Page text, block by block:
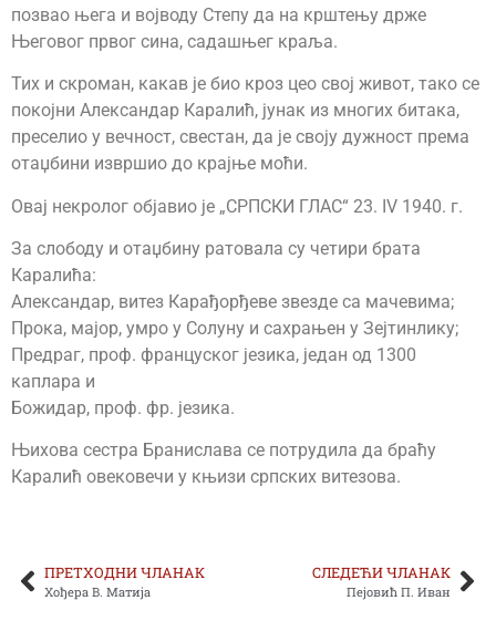
позвао њега и војводу Степу да на крштењу држе
Његовог првог сина, садашњег краља.
Тих и скроман, какав је био кроз цео свој живот, тако се
покојни Александар Каралић, јунак из многих битака,
преселио у вечност, свестан, да је своју дужност према
отаџбини извршио до крајње моћи.
Овај некролог објавио је „СРПСКИ ГЛАС“ 23. IV 1940. г.
За слободу и отаџбину ратовала су четири брата
Каралића:
Александар, витез Карађорђеве звезде са мачевима;
Прока, мајор, умро у Солуну и сахрањен у Зејтинлику;
Предраг, проф. француског језика, један од 1300
каплара и
Божидар, проф. фр. језика.
Њихова сестра Бранислава се потрудила да браћу
Каралић овековечи у књизи српских витезова.
ПРЕТХОДНИ ЧЛАНАК
Хођера В. Матија
СЛЕДЕЋИ ЧЛАНАК
Пејовић П. Иван